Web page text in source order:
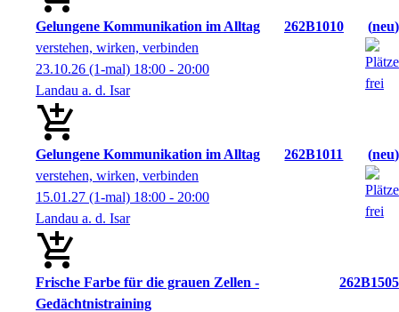
Gelungene Kommunikation im Alltag 262B1010
neu
verstehen, wirken, verbinden
23.10.26 (1-mal) 18:00 - 20:00
Landau a. d. Isar
Gelungene Kommunikation im Alltag 262B1011
neu
verstehen, wirken, verbinden
15.01.27 (1-mal) 18:00 - 20:00
Landau a. d. Isar
Frische Farbe für die grauen Zellen -
Gedächtnistraining
262B1505